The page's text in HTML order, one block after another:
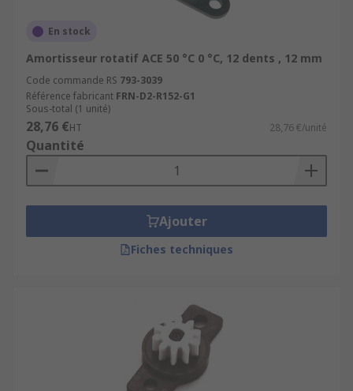
En stock
Amortisseur rotatif ACE 50 °C 0 °C, 12 dents , 12 mm
Code commande RS 793-3039
Référence fabricant FRN-D2-R152-G1
Sous-total (1 unité)
28,76 €HT 28,76 €/unité
Quantité
Ajouter
Fiches techniques